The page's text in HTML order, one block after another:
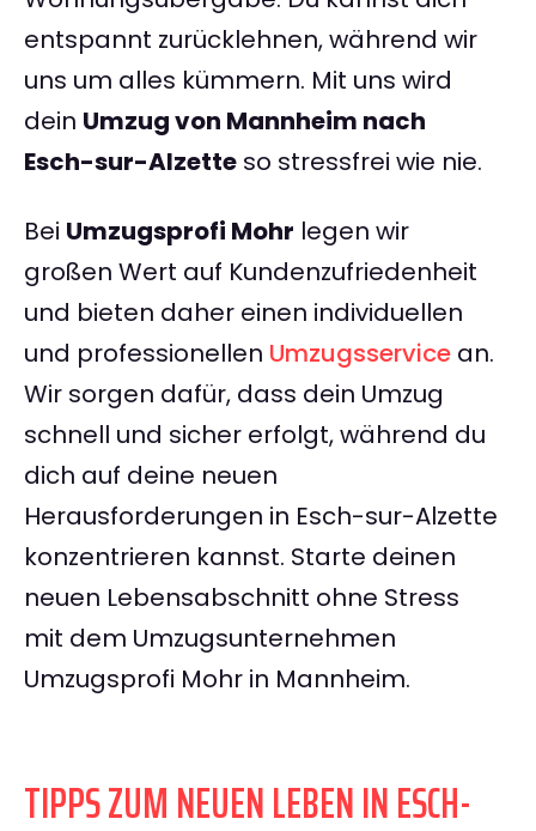
entspannt zurücklehnen, während wir
uns um alles kümmern. Mit uns wird
dein Umzug von Mannheim nach
Esch-sur-Alzette so stressfrei wie nie.
Bei Umzugsprofi Mohr legen wir
großen Wert auf Kundenzufriedenheit
und bieten daher einen individuellen
und professionellen Umzugsservice an.
Wir sorgen dafür, dass dein Umzug
schnell und sicher erfolgt, während du
dich auf deine neuen
Herausforderungen in Esch-sur-Alzette
konzentrieren kannst. Starte deinen
neuen Lebensabschnitt ohne Stress
mit dem Umzugsunternehmen
Umzugsprofi Mohr in Mannheim.
TIPPS ZUM NEUEN LEBEN IN ESCH-